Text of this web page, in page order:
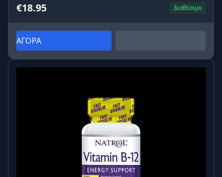
€18.95 Διαθέσιμο
ΑΓΟΡΑ